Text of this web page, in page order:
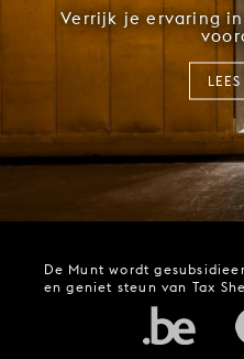
Verrijk je ervaring
De Munt wordt
en geniet steun van Tax